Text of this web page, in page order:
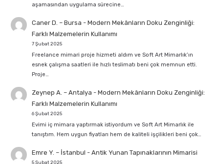
aşamasından uygulama sürecine…
Caner D. – Bursa - Modern Mekânların Doku Zenginliği:
Farklı Malzemelerin Kullanımı
7 Şubat 2025
Freelance mimari proje hizmeti aldım ve Soft Art Mimarlık’ın
esnek çalışma saatleri ile hızlı teslimatı beni çok memnun etti.
Proje…
Zeynep A. – Antalya - Modern Mekânların Doku Zenginliği:
Farklı Malzemelerin Kullanımı
6 Şubat 2025
Evimi iç mimara yaptırmak istiyordum ve Soft Art Mimarlık ile
tanıştım. Hem uygun fiyatları hem de kaliteli işçilikleri beni çok…
Emre Y. – İstanbul - Antik Yunan Tapınaklarının Mimarisi
5 Şubat 2025